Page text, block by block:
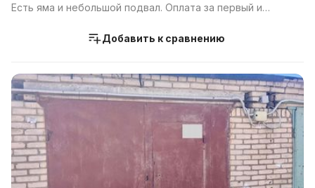
Есть яма и небольшой подвал. Оплата за первый и
Добавить к сравнению